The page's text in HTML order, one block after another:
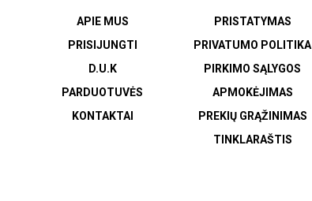
APIE MUS
PRISIJUNGTI
D.U.K
PARDUOTUVĖS
KONTAKTAI
PRISTATYMAS
PRIVATUMO POLITIKA
PIRKIMO SĄLYGOS
APMOKĖJIMAS
PREKIŲ GRĄŽINIMAS
TINKLARAŠTIS